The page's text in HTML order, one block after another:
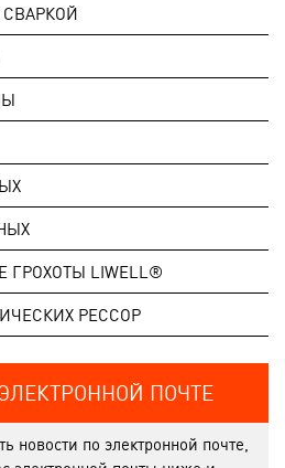
LIWELL®
РЕССОР
ПОЧТЕ
новости по электронной почте,